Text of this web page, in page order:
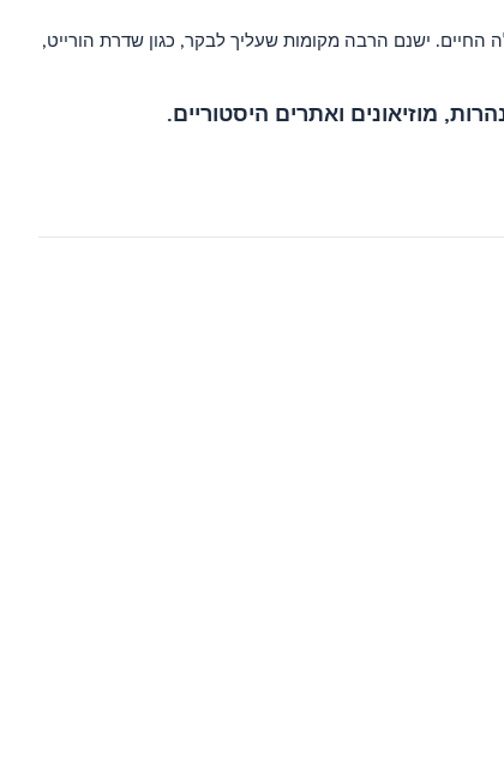
החיים. ישנם הרבה מקומות שעליך לבקר, כגון שדרת הורייט,
מוזיאונים ואתרים היסטוריים.